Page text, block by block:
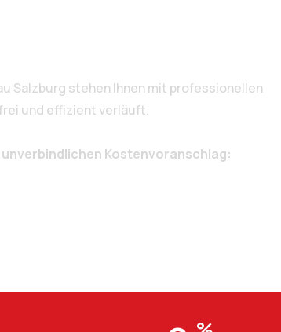
Salzburg stehen Ihnen mit professionellen
und effizient verläuft.
Kostenvoranschlag: